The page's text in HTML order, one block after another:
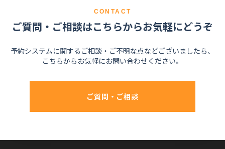
CONTACT
ご質問・ご相談はこちらからお気軽にどうぞ
予約システムに関するご相談・ご不明な点などございましたら、
こちらからお気軽にお問い合わせください。
ご質問・ご相談